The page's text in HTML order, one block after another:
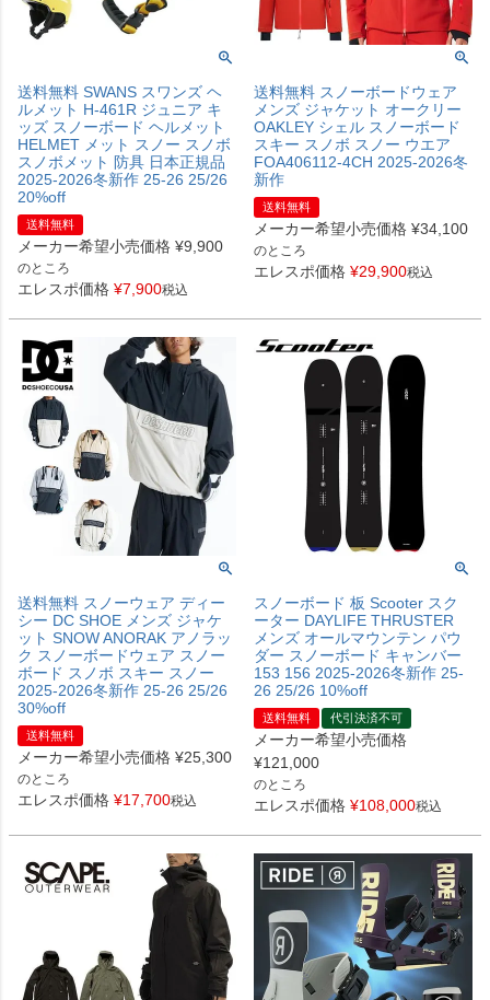
送料無料 SWANS スワンズ ヘ
ルメット H-461R ジュニア キ
ッズ スノーボード ヘルメット
HELMET メット スノー スノボ
スノボメット 防具 日本正規品
2025-2026冬新作 25-26 25/26
20%off
送料無料
メーカー希望小売価格 ¥9,900
のところ
エレスポ価格 ¥7,900税込
送料無料 スノーボードウェア
メンズ ジャケット オークリー
OAKLEY シェル スノーボード
スキー スノボ スノー ウエア
FOA406112-4CH 2025-2026冬
新作
送料無料
メーカー希望小売価格 ¥34,100
のところ
エレスポ価格 ¥29,900税込
送料無料 スノーウェア ディー
シー DC SHOE メンズ ジャケ
ット SNOW ANORAK アノラッ
ク スノーボードウェア スノー
ボード スノボ スキー スノー
2025-2026冬新作 25-26 25/26
30%off
送料無料
メーカー希望小売価格 ¥25,300
のところ
エレスポ価格 ¥17,700税込
スノーボード 板 Scooter スク
ーター DAYLIFE THRUSTER
メンズ オールマウンテン パウ
ダー スノーボード キャンバー
153 156 2025-2026冬新作 25-
26 25/26 10%off
送料無料 代引決済不可
メーカー希望小売価格
¥121,000
のところ
エレスポ価格 ¥108,000税込